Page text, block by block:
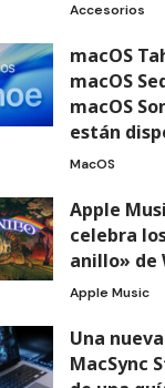
Accesorios
macOS
macOS
macOS
están
MacOS
Apple
celebra
anillo» de
Apple Music
Una
MacSync